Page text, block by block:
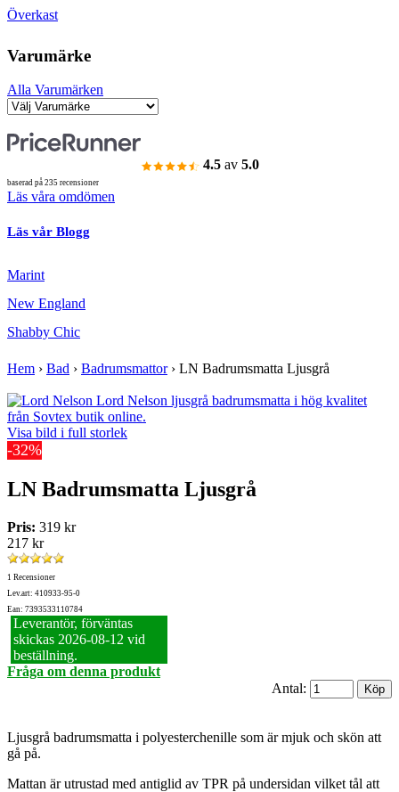
Överkast
Varumärke
Alla Varumärken
4.5 av 5.0
baserad på 235 recensioner
Läs våra omdömen
Läs vår Blogg
Marint
New England
Shabby Chic
Hem › Bad › Badrumsmattor› LN Badrumsmatta Ljusgrå
Visa bild i full storlek
-32%
LN Badrumsmatta Ljusgrå
Pris: 319 kr
217 kr
1 Recensioner
Lev.art: 410933-95-0
Ean: 7393533110784
Leverantör, förväntas
skickas 2026‑08‑12 vid
beställning.
Fråga om denna produkt
Antal:
Ljusgrå badrumsmatta i polyesterchenille som är mjuk och skön att
gå på.
Mattan är utrustad med antiglid av TPR på undersidan vilket tål att